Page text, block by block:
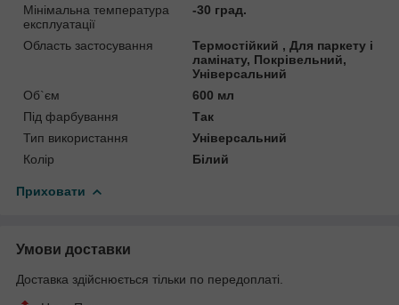
Мінімальна температура
експлуатації
-30 град.
Область застосування
Термостійкий , Для паркету і
ламінату, Покрівельний,
Універсальний
Об`єм
600 мл
Під фарбування
Так
Тип використання
Універсальний
Колір
Білий
Приховати
Умови доставки
Доставка здійснюється тільки по передоплаті.